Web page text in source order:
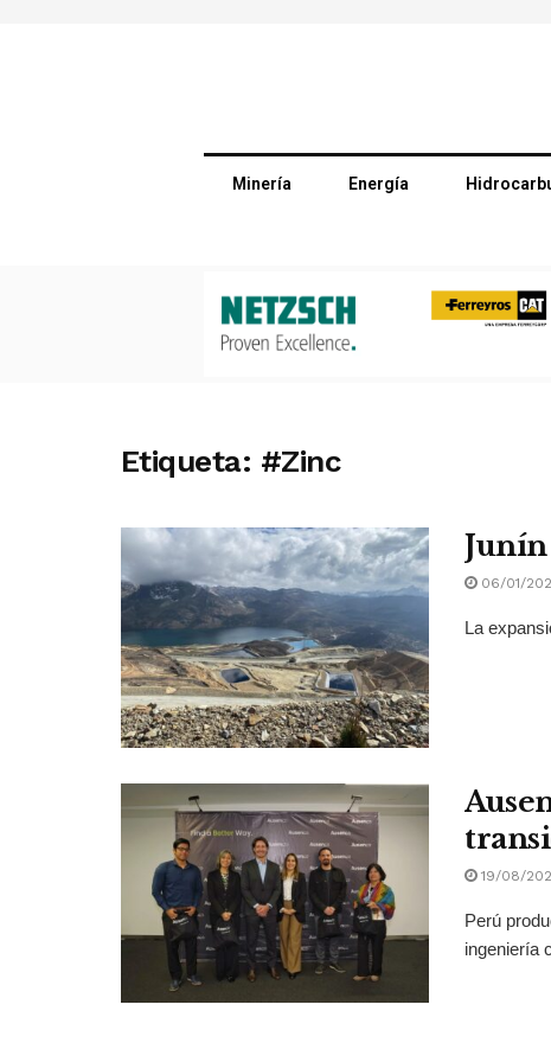
Minería Energía
Etiqueta: #Zinc
06/01/
La
19/08/
Perú
ingeniería